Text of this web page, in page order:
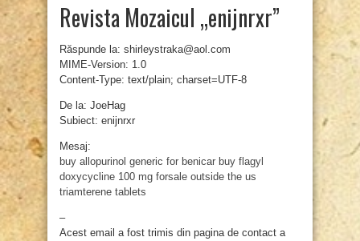
Revista Mozaicul „enijnrxr”
Răspunde la: shirleystraka@aol.com
MIME-Version: 1.0
Content-Type: text/plain; charset=UTF-8
De la: JoeHag
Subiect: enijnrxr
Mesaj:
buy allopurinol generic for benicar buy flagyl
doxycycline 100 mg forsale outside the us
triamterene tablets
–
Acest email a fost trimis din pagina de contact a